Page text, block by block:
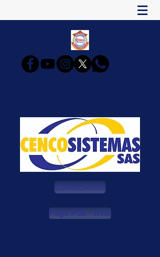
Contáctenos
Pago PSE - Aval